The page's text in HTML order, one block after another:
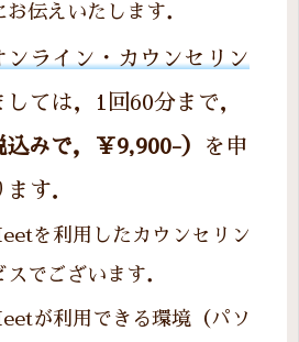
お伝えいたします．
ンライン・カウンセリン
しては，1回60分まで，
みで，￥9,900-）
を申
す．
を利用したカウンセリン
でございます．
が利用できる環境（パソ